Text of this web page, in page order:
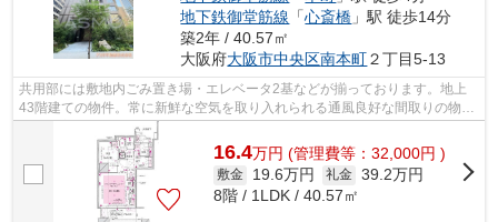
地下鉄御堂筋線 「心斎橋 」駅 徒歩14分
築2年 / 40.57㎡
大阪府大阪市中央区南本町２丁目5-13
共用部には敷地内ごみ置き場・エレベータ2基などが揃っております。地上
43階建ての物件。常に新鮮な空気を取り入れられる通風良好な間取りの物
件。目立つ外観と洗練された設計の内装を...
16.4万円 (管理費等：32,000円 )
敷金 19.6万円 礼金 39.2万円
8階 / 1LDK / 40.57㎡